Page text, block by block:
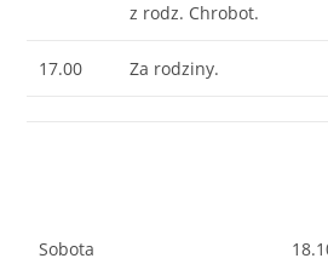
z rodz. Chrobot.
17.00 Za rodziny.
Sobota